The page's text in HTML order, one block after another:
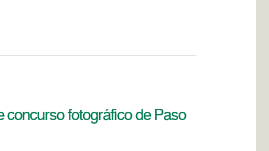
concurso fotográfico de Paso